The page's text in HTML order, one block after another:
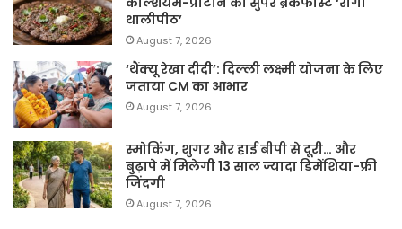
थालीपीठ’
August 7, 2026
‘थैंक्यू रेखा दीदी’: दिल्ली लक्ष्मी योजना के लिए
जताया CM का आभार
August 7, 2026
स्मोकिंग, शुगर और हाई बीपी से दूरी… और
बुढ़ापे में मिलेगी 13 साल ज्यादा डिमेंशिया-फ्री
जिंदगी
August 7, 2026